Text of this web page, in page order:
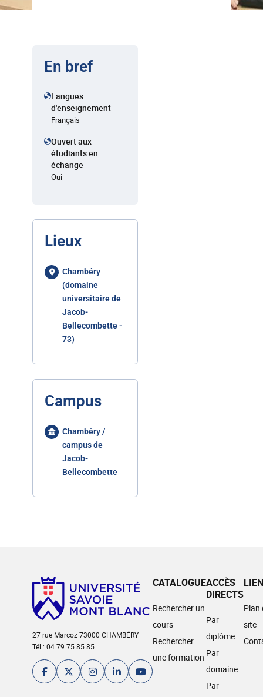
En bref
Langues
d'enseignement
Français
Ouvert aux
étudiants en
échange
Oui
Lieux
Chambéry
(domaine
universitaire de
Jacob-
Bellecombette -
73)
Campus
Chambéry /
campus de
Jacob-
Bellecombette
27 rue Marcoz 73000 CHAMBÉRY
Tél : 04 79 75 85 85
CATALOGUE
Rechercher un
cours
Rechercher
une formation
ACCÈS
DIRECTS
Par
diplôme
Par
domaine
Par
Plan
site